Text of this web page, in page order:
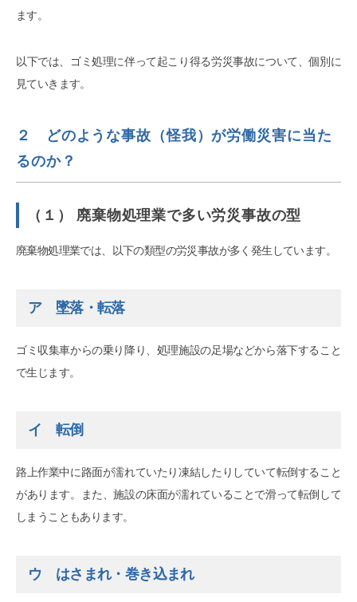
ます。
以下では、ゴミ処理に伴って起こり得る労災事故について、個別に
見ていきます。
２ どのような事故（怪我）が労働災害に当た
るのか？
（１） 廃棄物処理業で多い労災事故の型
廃棄物処理業では、以下の類型の労災事故が多く発生しています。
ア 墜落・転落
ゴミ収集車からの乗り降り、処理施設の足場などから落下すること
で生じます。
イ 転倒
路上作業中に路面が濡れていたり凍結したりしていて転倒すること
があります。また、施設の床面が濡れていることで滑って転倒して
しまうこともあります。
ウ はさまれ・巻き込まれ